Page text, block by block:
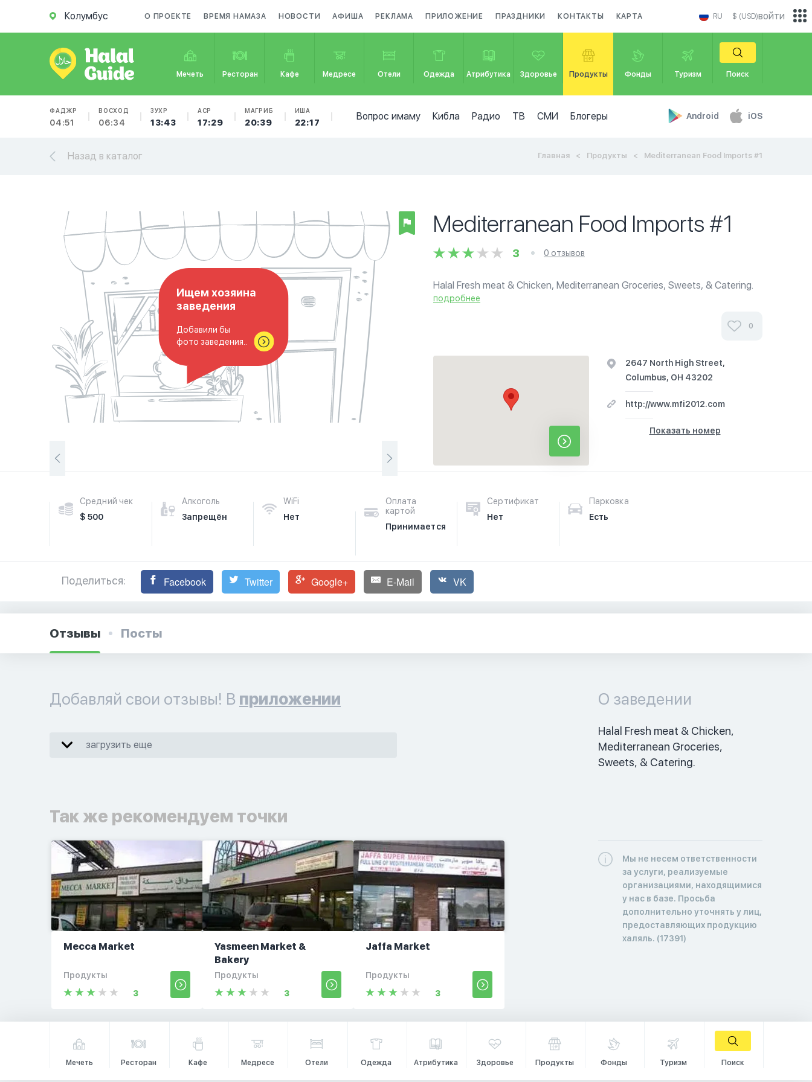
Колумбус О ПРОЕКТЕ ВРЕМЯ НАМАЗА НОВОСТИ АФИША РЕКЛАМА ПРИЛОЖЕНИЕ ПРАЗДНИКИ КОНТАКТЫ КАРТА RU $ (USD)
Мечеть Ресторан Кафе Медресе Отели Одежда Атрибутика Здоровье Продукты Фонды Туризм Поиск
ФАДЖР
04:51
ВОСХОД
06:34
ЗУХР
13:43
АСР
17:29
МАГРИБ
20:39
ИША
22:17
Вопрос имаму Кибла Радио ТВ СМИ Блогеры Android iOS
войти
Назад в каталог Главная Продукты Mediterranean Food Imports #1
Ищем хозяина
заведения
Добавили бы
фото заведения..
Mediterranean Food Imports #1
3 0 отзывов
Halal Fresh meat & Chicken, Mediterranean Groceries, Sweets, & Catering.
подробнее
0
2647 North High Street,
Columbus, OH 43202
http://www.mfi2012.com
Показать номер
Средний чек
$ 500
Алкоголь
Запрещён
WiFi
Нет
Оплата
картой
Принимается
Сертификат
Нет
Парковка
Есть
Поделиться: Facebook Twitter Google+ E-Mail VK
Отзывы Посты
Добавляй свои отзывы! В приложении
загрузить еще
Так же рекомендуем точки
Mecca Market
Продукты
3
Yasmeen Market &
Bakery
Продукты
3
Jaffa Market
Продукты
3
О заведении
Halal Fresh meat & Chicken,
Mediterranean Groceries,
Sweets, & Catering.
Мы не несем ответственности
за услуги, реализуемые
организациями, находящимися
у нас в базе. Просьба
дополнительно уточнять у лиц,
предоставляющих продукцию
халяль. (17391)
Мечеть Ресторан Кафе Медресе Отели Одежда Атрибутика Здоровье Продукты Фонды Туризм Поиск